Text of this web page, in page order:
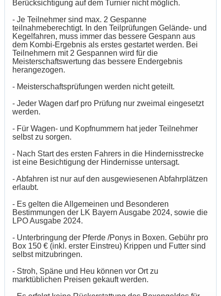
Berücksichtigung auf dem Turnier nicht möglich.
- Je Teilnehmer sind max. 2 Gespanne
teilnahmeberechtigt. In den Teilprüfungen Gelände- und
Kegelfahren, muss immer das bessere Gespann aus
dem Kombi-Ergebnis als erstes gestartet werden. Bei
Teilnehmern mit 2 Gespannen wird für die
Meisterschaftswertung das bessere Endergebnis
herangezogen.
- Meisterschaftsprüfungen werden nicht geteilt.
- Jeder Wagen darf pro Prüfung nur zweimal eingesetzt
werden.
- Für Wagen- und Kopfnummern hat jeder Teilnehmer
selbst zu sorgen.
- Nach Start des ersten Fahrers in die Hindernisstrecke
ist eine Besichtigung der Hindernisse untersagt.
- Abfahren ist nur auf den ausgewiesenen Abfahrplätzen
erlaubt.
- Es gelten die Allgemeinen und Besonderen
Bestimmungen der LK Bayern Ausgabe 2024, sowie die
LPO Ausgabe 2024.
- Unterbringung der Pferde /Ponys in Boxen. Gebühr pro
Box 150 € (inkl. erster Einstreu) Krippen und Futter sind
selbst mitzubringen.
- Stroh, Späne und Heu können vor Ort zu
marktüblichen Preisen gekauft werden.